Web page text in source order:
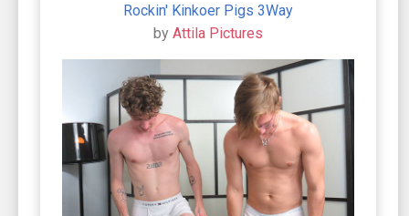
Rockin' Kinkoer Pigs 3Way
by Attila Pictures